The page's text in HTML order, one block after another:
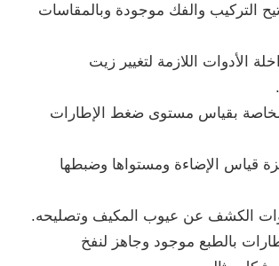
التركيب والفك موجودة وبالمقاسات
الأدوات اللازمة لتغيير زيت
الخاصة بقياس مستوى ضغط الإطارات
قياس الإضاءة ومستواها وضبطها
الكشف عن عيوب المكيف وتصليحه.
بالطبع موجود وجاهز لنفخ